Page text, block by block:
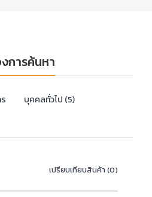
การค้นหา
บุคคลทั่วไป (5)
เปรียบเทียบสินค้า (0)